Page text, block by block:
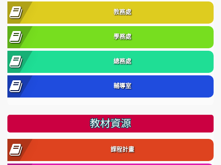
教務處
學務處
總務處
輔導室
教材資源
課程計畫